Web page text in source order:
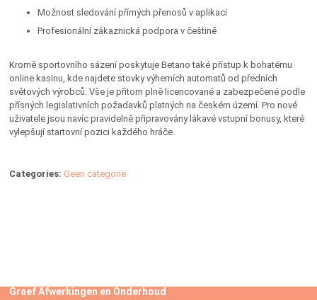
Možnost sledování přímých přenosů v aplikaci
Profesionální zákaznická podpora v češtině
Kromě sportovního sázení poskytuje Betano také přístup k bohatému
online kasinu, kde najdete stovky výherních automatů od předních
světových výrobců. Vše je přitom plně licencované a zabezpečené podle
přísných legislativních požadavků platných na českém území. Pro nové
uživatele jsou navíc pravidelně připravovány lákavé vstupní bonusy, které
vylepšují startovní pozici každého hráče.
Categories: Geen categorie
Graef Afwerkingen en Onderhoud